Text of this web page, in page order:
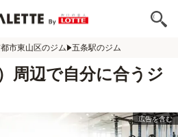
市東山区のジム 五条駅のジム
周辺で自分に合うジ